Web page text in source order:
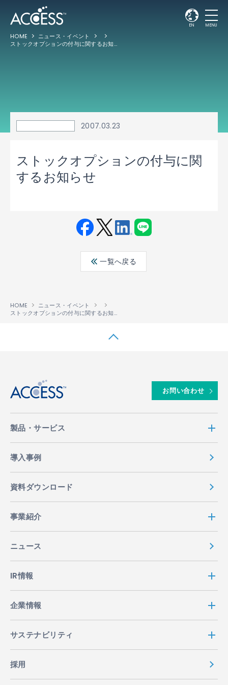
EN MENU
HOME
ニュース・イベント
ストックオプションの付与に関するお知らせ
2007.03.23
ストックオプションの付与に関
するお知らせ
ebo ter
edin
一覧へ戻る
HOME
ニュース・イベント
ストックオプションの付与に関するお知らせ
お問い合わせ
製品・サービス
導入事例
資料ダウンロード
事業紹介
ニュース
IR情報
企業情報
サステナビリティ
採用